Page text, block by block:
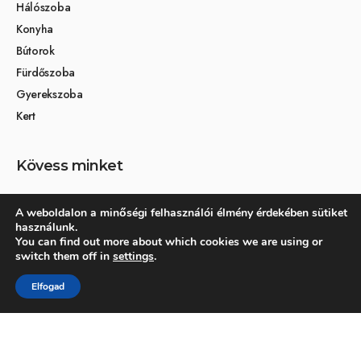
Hálószoba
Konyha
Bútorok
Fürdőszoba
Gyerekszoba
Kert
Kövess minket
Társoldalak
Otthon és dekoráció
Kertikék kertmagazin
A weboldalon a minőségi felhasználói élmény érdekében sütiket
használunk.
You can find out more about which cookies we are using or
switch them off in settings.
Elfogad